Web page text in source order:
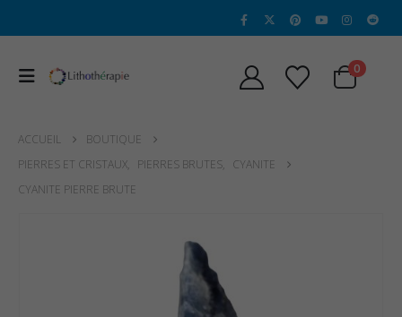
0
ACCUEIL
BOUTIQUE
PIERRES ET CRISTAUX, PIERRES BRUTES, CYANITE
CYANITE PIERRE BRUTE